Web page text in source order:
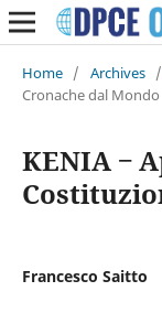
Home / Archives /
Cronache dal Mondo
KENIA ‒
Francesco Saitto